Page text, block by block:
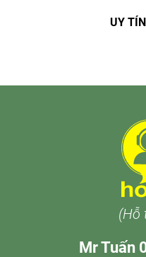
UY
(Hỗ
Mr Tuấn